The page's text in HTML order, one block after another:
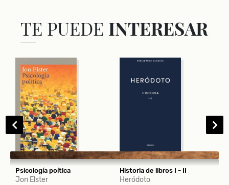
TE PUEDE INTERESAR
Psicología poítica
Jon Elster
Historia de libros I - II
Heródoto